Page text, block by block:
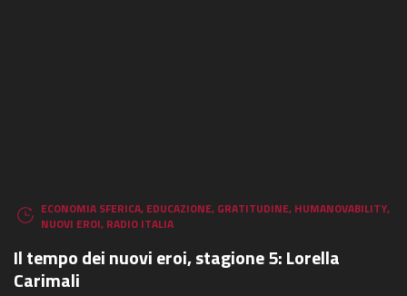
ECONOMIA SFERICA, EDUCAZIONE, GRATITUDINE, HUMANOVABILITY,
NUOVI EROI, RADIO ITALIA
Il tempo dei nuovi eroi, stagione 5: Lorella
Carimali